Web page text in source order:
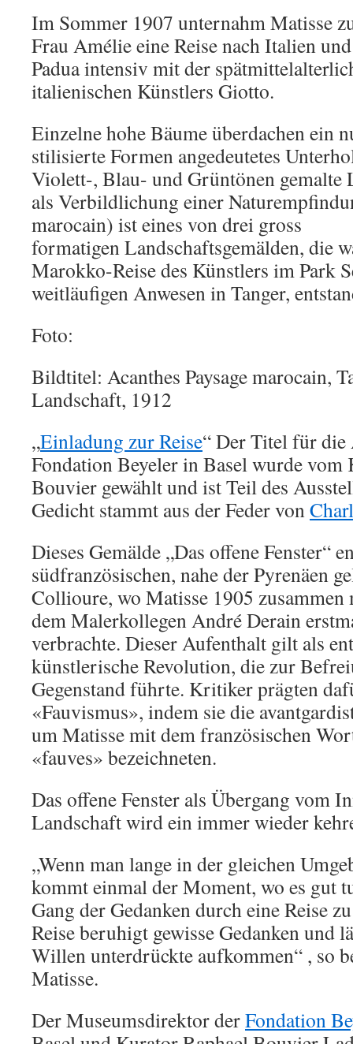
Im Sommer 1907 unternahm Matisse
Frau Amélie eine Reise nach Italien
Padua intensiv mit der
italienischen Künstlers Giotto.
Einzelne hohe Bäume überdachen ein
stilisierte Formen angedeutetes
Violett-, Blau- und Grüntönen gemalte
als Verbildlichung einer
marocain) ist eines von drei gross
formatigen Landschaftsgemälden, die
Marokko-Reise des Künstlers im Park
weitläufigen Anwesen in Tanger,
Foto:
Bildtitel: Acanthes Paysage marocain,
Landschaft, 1912
„Einladung zur Reise“ Der Titel für
Fondation Beyeler in Basel wurde vom
Bouvier gewählt und ist Teil des
Gedicht stammt aus der Feder von
Dieses Gemälde „Das offene Fenster“
südfranzösischen, nahe der Pyrenäen
Collioure, wo Matisse 1905
dem Malerkollegen André Derain
verbrachte. Dieser Aufenthalt gilt als
künstlerische Revolution, die zur
Gegenstand führte. Kritiker prägten
«Fauvismus», indem sie die
um Matisse mit dem französischen
«fauves» bezeichneten.
Das offene Fenster als Übergang vom
Landschaft wird ein immer wieder
„Wenn man lange in der gleichen
kommt einmal der Moment, wo es gut
Gang der Gedanken durch eine Reise
Reise beruhigt gewisse Gedanken und
Willen unterdrückte aufkommen“ , so
Matisse.
Der Museumsdirektor derFondation